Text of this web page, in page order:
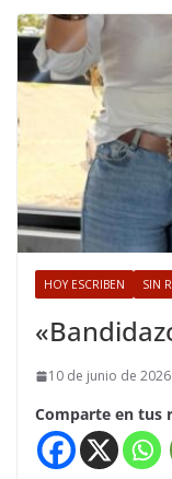
HOY ESCRIBEN SIN
10 de junio de 2026
Comparte en tus